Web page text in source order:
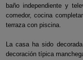
baño independiente y
comedor, cocina
terraza con piscina.
La casa ha sido
decoración típica